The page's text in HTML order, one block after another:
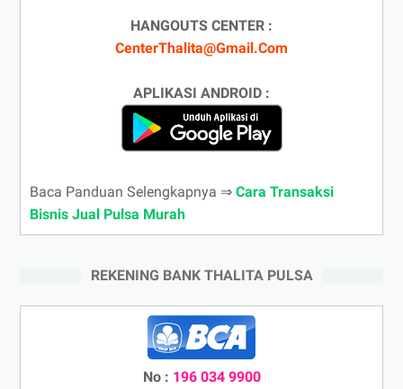
HANGOUTS CENTER :
CenterThalita@Gmail.Com
APLIKASI ANDROID :
Baca Panduan Selengkapnya ⇒ Cara Transaksi
Bisnis Jual Pulsa Murah
REKENING BANK THALITA PULSA
No : 196 034 9900